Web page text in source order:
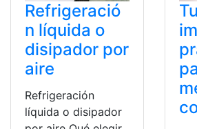
Refrigeració
n líquida o
disipador por
aire
Refrigeración
líquida o disipador